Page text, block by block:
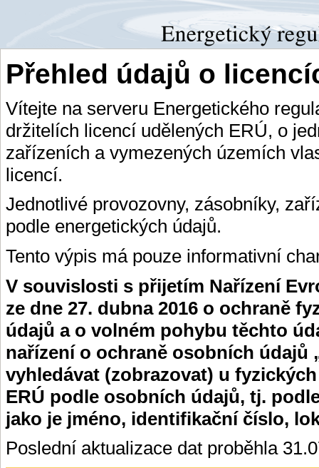
Přehled údajů o
Vítejte na serveru Energetického
držitelích licencí udělených ERÚ, o
zařízeních a vymezených územích
licencí.
Jednotlivé provozovny, zásobníky,
podle energetických údajů.
Tento výpis má pouze informativní
V souvislosti s přijetím Nařízení
ze dne 27. dubna 2016 o ochraně
údajů a o volném pohybu těchto
nařízení o ochraně osobních údajů
vyhledávat (zobrazovat) u
ERÚ podle osobních údajů, tj.
jako je jméno, identifikační číslo,
Poslední aktualizace dat proběhla